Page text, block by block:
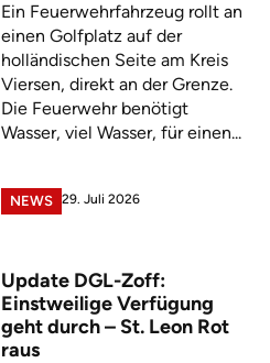
Ein Feuerwehrfahrzeug rollt an
einen Golfplatz auf der
holländischen Seite am Kreis
Viersen, direkt an der Grenze.
Die Feuerwehr benötigt
Wasser, viel Wasser, für einen...
NEWS 29. Juli 2026
Update DGL-Zoff:
Einstweilige Verfügung
geht durch – St. Leon Rot
raus